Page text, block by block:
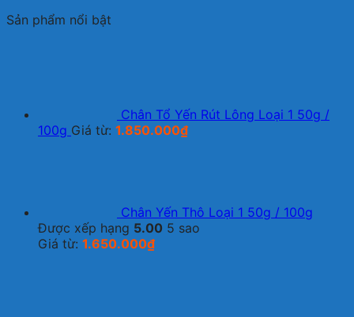
Sản phẩm nổi bật
Chân Tổ Yến Rút Lông Loại 1 50g /
100g Giá từ: 1.850.000₫
Chân Yến Thô Loại 1 50g / 100g
Được xếp hạng 5.00 5 sao
Giá từ: 1.650.000₫